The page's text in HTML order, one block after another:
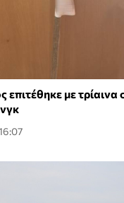
επιτέθηκε με